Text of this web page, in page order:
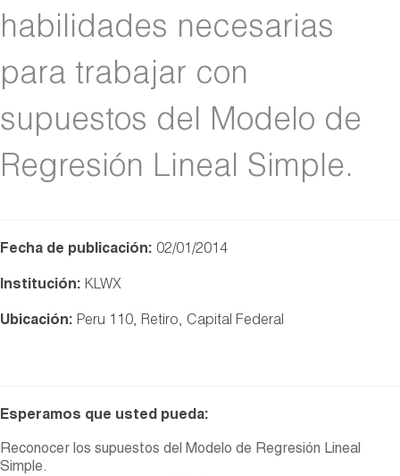
habilidades necesarias
para trabajar con
supuestos del Modelo de
Regresión Lineal Simple.
Fecha de publicación: 02/01/2014
Institución: KLWX
Ubicación: Peru 110, Retiro, Capital Federal
Esperamos que usted pueda:
Reconocer los supuestos del Modelo de Regresión Lineal
Simple.